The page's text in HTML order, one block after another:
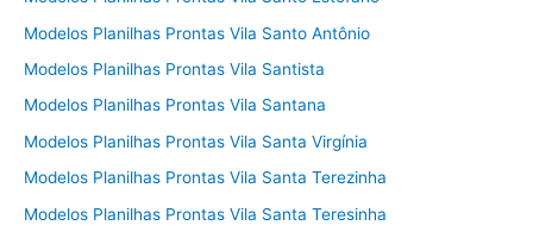
Modelos Planilhas Prontas Vila Santo Antônio
Modelos Planilhas Prontas Vila Santista
Modelos Planilhas Prontas Vila Santana
Modelos Planilhas Prontas Vila Santa Virgínia
Modelos Planilhas Prontas Vila Santa Terezinha
Modelos Planilhas Prontas Vila Santa Teresinha